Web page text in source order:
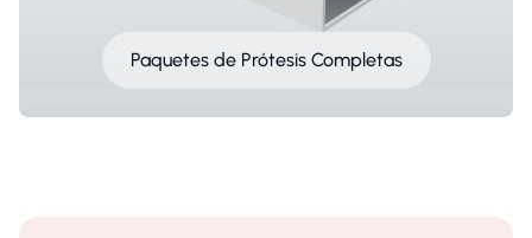
Paquetes de Prótesis Completas